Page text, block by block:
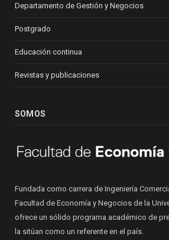
Departamento de Gestión y Negocios
Postgrado
Educación continua
Revistas y publicaciones
SOMOS
Fundada como carrera de Ingeniería
Facultad de Economía y Negocios de la
ofrece un sólido programa académico de
la sitúan como un referente en el país.